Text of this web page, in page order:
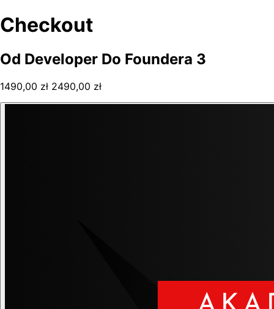
Checkout
Od Developer Do Foundera 3
1490,00 zł 2490,00 zł